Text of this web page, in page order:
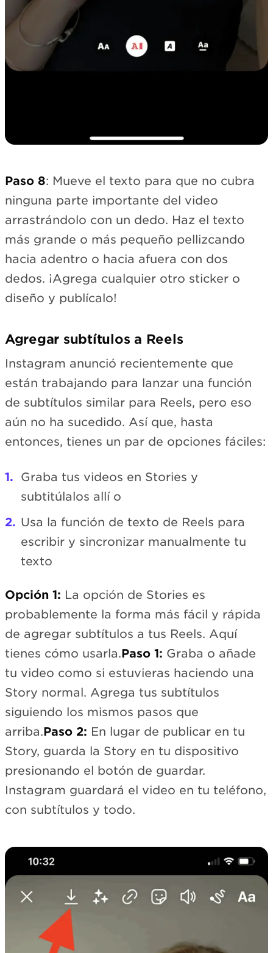
Paso 8: Mueve el texto para que no cubra
ninguna parte importante del video
arrastrándolo con un dedo. Haz el texto
más grande o más pequeño pellizcando
hacia adentro o hacia afuera con dos
dedos. ¡Agrega cualquier otro sticker o
diseño y publícalo!
Agregar subtítulos a Reels
Instagram anunció recientemente que
están trabajando para lanzar una función
de subtítulos similar para Reels, pero eso
aún no ha sucedido. Así que, hasta
entonces, tienes un par de opciones fáciles:
Graba tus videos en Stories y
subtitúlalos allí o
Usa la función de texto de Reels para
escribir y sincronizar manualmente tu
texto
Opción 1: La opción de Stories es
probablemente la forma más fácil y rápida
de agregar subtítulos a tus Reels. Aquí
tienes cómo usarla.Paso 1: Graba o añade
tu video como si estuvieras haciendo una
Story normal. Agrega tus subtítulos
siguiendo los mismos pasos que
arriba.Paso 2: En lugar de publicar en tu
Story, guarda la Story en tu dispositivo
presionando el botón de guardar.
Instagram guardará el video en tu teléfono,
con subtítulos y todo.